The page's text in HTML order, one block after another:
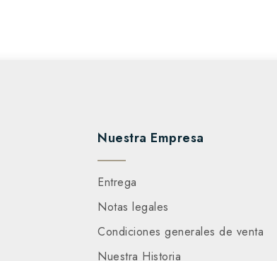
Nuestra Empresa
Entrega
Notas legales
Condiciones generales de venta
Nuestra Historia